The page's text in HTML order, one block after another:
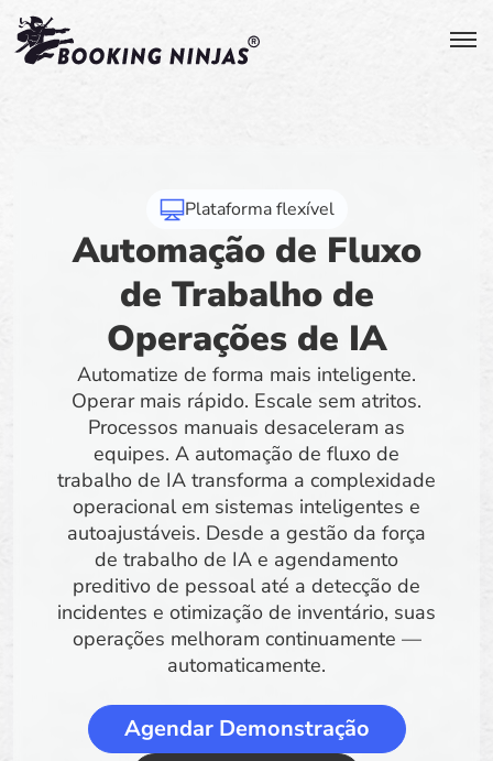
Plataforma flexível
Automação de Fluxo
de Trabalho de
Operações de IA
Automatize de forma mais inteligente.
Operar mais rápido. Escale sem atritos.
Processos manuais desaceleram as
equipes. A automação de fluxo de
trabalho de IA transforma a complexidade
operacional em sistemas inteligentes e
autoajustáveis. Desde a gestão da força
de trabalho de IA e agendamento
preditivo de pessoal até a detecção de
incidentes e otimização de inventário, suas
operações melhoram continuamente —
automaticamente.
Agendar Demonstração